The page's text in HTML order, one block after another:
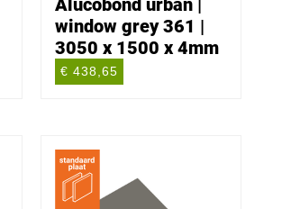
Alucobond urban |
window grey 361 |
3050 x 1500 x 4mm
€ 438,65